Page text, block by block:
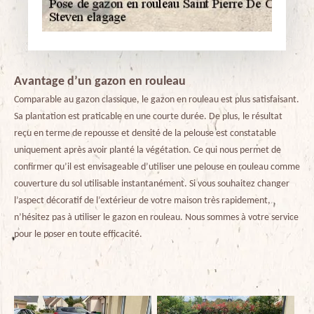
Avantage d’un gazon en rouleau
Comparable au gazon classique, le gazon en rouleau est plus satisfaisant.
Sa plantation est praticable en une courte durée. De plus, le résultat
reçu en terme de repousse et densité de la pelouse est constatable
uniquement après avoir planté la végétation. Ce qui nous permet de
confirmer qu’il est envisageable d’utiliser une pelouse en rouleau comme
couverture du sol utilisable instantanément. Si vous souhaitez changer
l’aspect décoratif de l’extérieur de votre maison très rapidement,
n’hésitez pas à utiliser le gazon en rouleau. Nous sommes à votre service
pour le poser en toute efficacité.